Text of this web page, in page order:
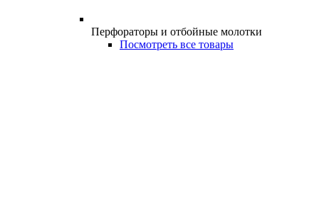
Перфораторы и отбойные молотки
Посмотреть все товары